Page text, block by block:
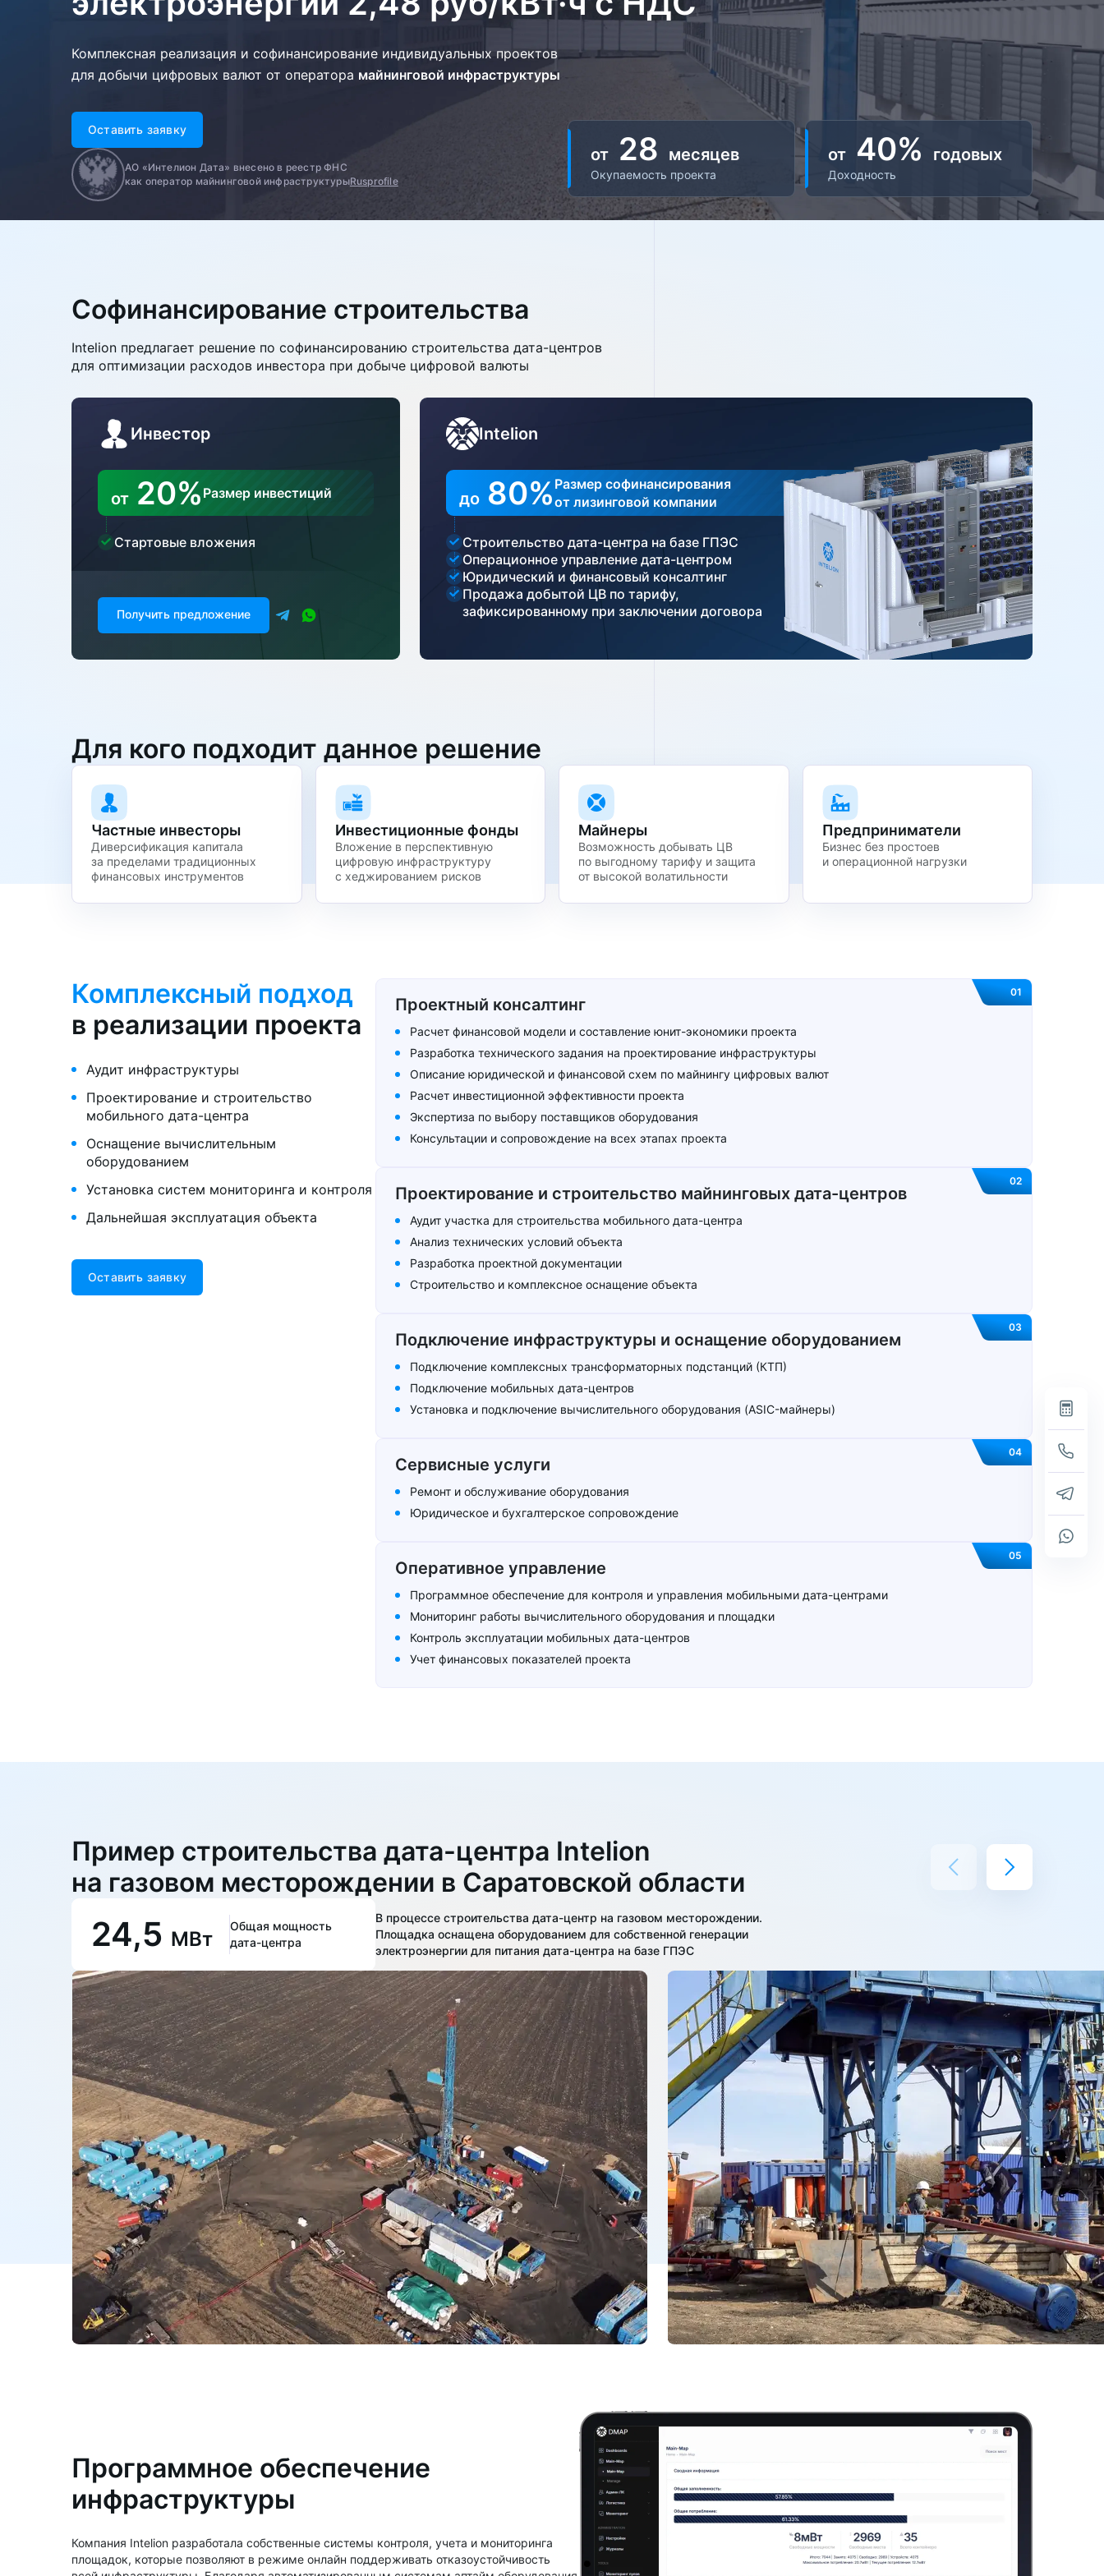
Комплексная реализация и софинансирование индивидуальных проектов
для добычи цифровых валют от оператора майнинговой инфраструктуры
от 28 месяцев
Окупаемость проекта
от 40% годовых
Доходность
Оставить заявку
АО «Интелион Дата» внесено в реестр ФНС
как оператор майнинговой инфраструктурыRusprofile
Софинансирование строительства
Intelion предлагает решение по софинансированию строительства дата-⁠центров
для оптимизации расходов инвестора при добыче цифровой валюты
Инвестор
от 20% Размер инвестиций
Стартовые вложения
Получить предложение
Intelion
до 80% Размер софинансирования
от лизинговой компании
Строительство дата-⁠центра на базе ГПЭС
Операционное управление дата-⁠центром
Юридический и финансовый консалтинг
Продажа добытой ЦВ по тарифу,
зафиксированному при заключении договора
Для кого подходит данное решение
Частные инвесторы
Диверсификация капитала
за пределами традиционных
финансовых инструментов
Инвестиционные фонды
Вложение в перспективную
цифровуюинфраструктуру
с хеджированием рисков
Майнеры
Возможность добывать ЦВ
по выгодному тарифу и защита
от высокой волатильности
Предприниматели
Бизнес без простоев
и операционной нагрузки
Комплексный подход
в реализации проекта
Аудит инфраструктуры
Проектирование и строительство
мобильного дата-⁠центра
Оснащение вычислительным
оборудованием
Установка систем мониторинга и контроля
Дальнейшая эксплуатация объекта
Оставить заявку
01
Проектный консалтинг
Расчет финансовой модели и составление юнит-экономики проекта
Разработка технического задания на проектирование инфраструктуры
Описание юридической и финансовой схем по майнингу цифровых валют
Расчет инвестиционной эффективности проекта
Экспертиза по выбору поставщиков оборудования
Консультации и сопровождение на всех этапах проекта
02
Проектирование и строительство майнинговых дата-⁠центров
Аудит участка для строительства мобильного дата-⁠центра
Анализ технических условий объекта
Разработка проектной документации
Строительство и комплексное оснащение объекта
03
Подключение инфраструктуры и оснащение оборудованием
Подключение комплексных трансформаторных подстанций (КТП)
Подключение мобильных дата-⁠центров
Установка и подключение вычислительного оборудования (ASIC-майнеры)
04
Сервисные услуги
Ремонт и обслуживание оборудования
Юридическое и бухгалтерское сопровождение
05
Оперативное управление
Программное обеспечение для контроля и управления мобильными дата-⁠центрами
Мониторинг работы вычислительного оборудования и площадки
Контроль эксплуатации мобильных дата-⁠центров
Учет финансовых показателей проекта
Пример строительства дата-центра Intelion
на газовом месторождении в Саратовской области
24,5 МВт
Общая мощность
дата-центра
В процессе строительства дата-центр на газовом месторождении.
Площадка оснащена оборудованием для собственной генерации
электроэнергии для питания дата-центра на базе ГПЭС
Программное обеспечение
инфраструктуры
Компания Intelion разработала собственные системы контроля, учета и мониторинга
площадок, которые позволяют в режиме онлайн поддерживать отказоустойчивость